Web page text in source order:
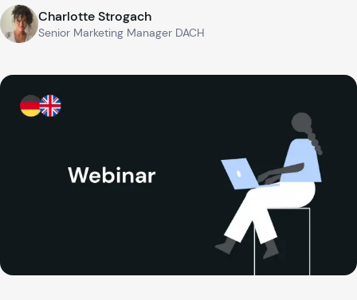
Charlotte Strogach
Senior Marketing Manager DACH